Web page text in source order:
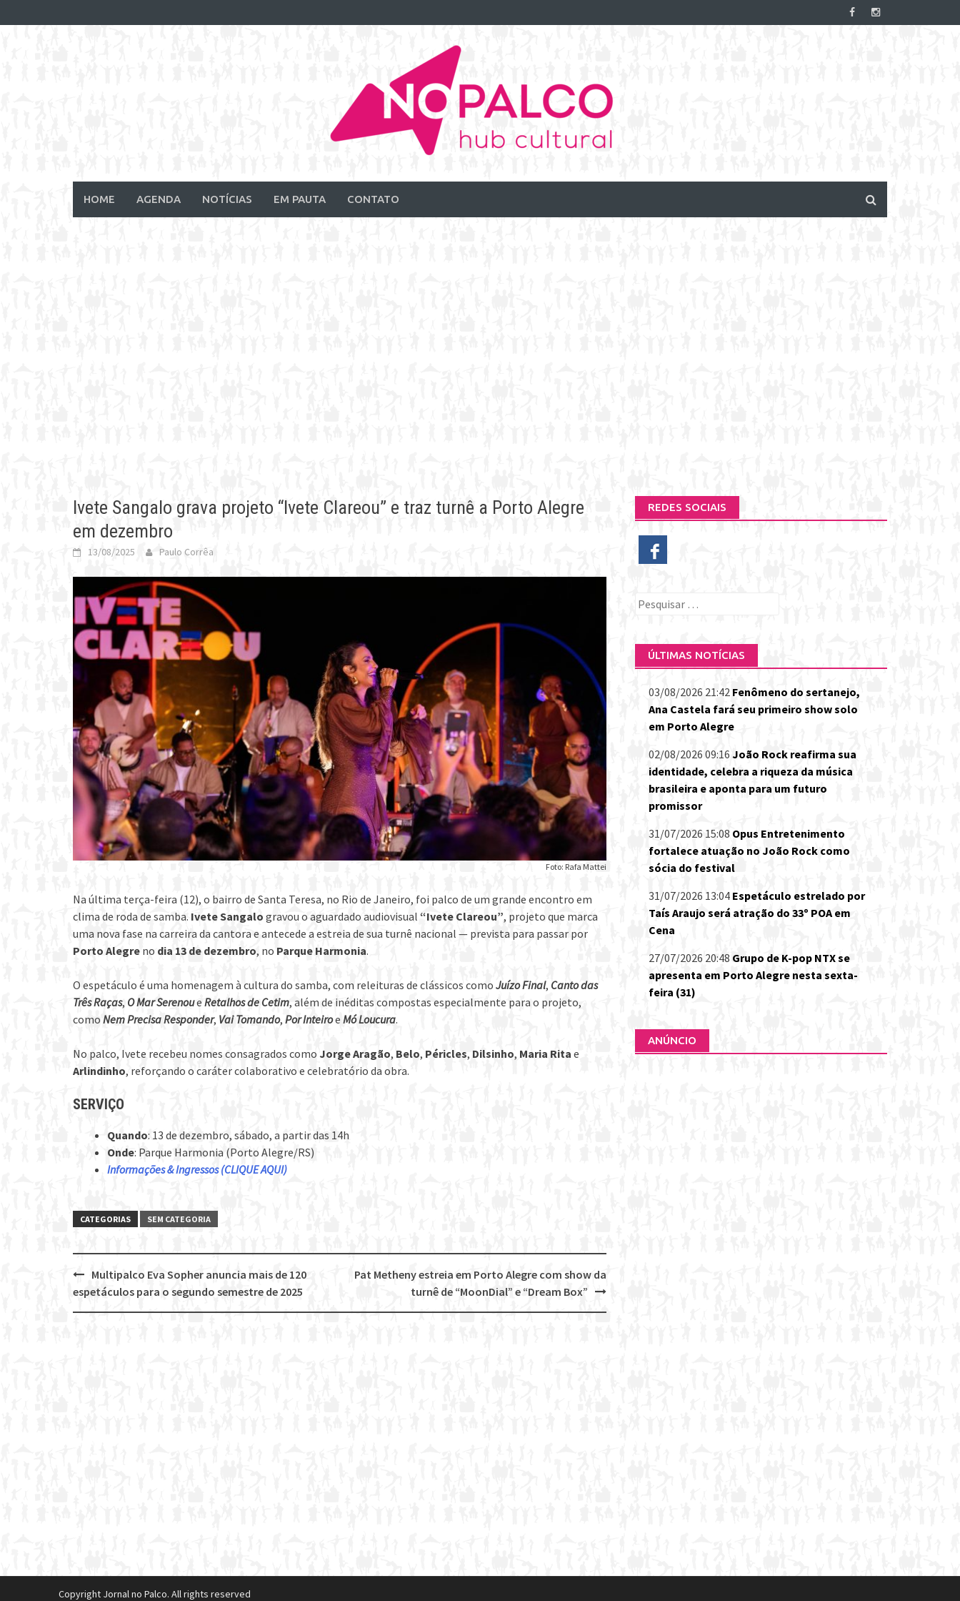
to
HOME AGENDA NOTÍCIAS EM PAUTA CONTATO
Ivete Sangalo grava projeto “Ivete Clareou” e traz turnê a Porto Alegre
em dezembro
13/08/2025 Paulo Corrêa
Foto: Rafa Mattei
Na última terça-feira (12), o bairro de Santa Teresa, no Rio de Janeiro, foi palco de um grande encontro em
clima de roda de samba. Ivete Sangalo gravou o aguardado audiovisual “Ivete Clareou”, projeto que marca
uma nova fase na carreira da cantora e antecede a estreia de sua turnê nacional — prevista para passar por
Porto Alegre no dia 13 de dezembro, no Parque Harmonia.
O espetáculo é uma homenagem à cultura do samba, com releituras de clássicos como Juízo Final, Canto das
Três Raças, O Mar Serenoue Retalhos de Cetim, além de inéditas compostas especialmente para o projeto,
como Nem Precisa Responder, Vai Tomando, Por Inteiroe Mó Loucura.
No palco, Ivete recebeu nomes consagrados como Jorge Aragão, Belo, Péricles, Dilsinho, Maria Rita e
Arlindinho, reforçando o caráter colaborativo e celebratório da obra.
SERVIÇO
Quando: 13 de dezembro, sábado, a partir das 14h
Onde: Parque Harmonia (Porto Alegre/RS)
Informações & Ingressos (CLIQUE AQUI)
CATEGORIAS SEM CATEGORIA
Post
navigation
Pat Metheny estreia em Porto Alegre com show da
turnê de “MoonDial” e “Dream Box”
Multipalco Eva Sopher anuncia mais de 120
espetáculos para o segundo semestre de 2025
REDES SOCIAIS
Pesquisar
ÚLTIMAS NOTÍCIAS
03/08/2026 21:42 Fenômeno do sertanejo,
Ana Castela fará seu primeiro show solo
em Porto Alegre
02/08/2026 09:16 João Rock reafirma sua
identidade, celebra a riqueza da música
brasileira e aponta para um futuro
promissor
31/07/2026 15:08 Opus Entretenimento
fortalece atuação no João Rock como
sócia do festival
31/07/2026 13:04 Espetáculo estrelado por
Taís Araujo será atração do 33º POA em
Cena
27/07/2026 20:48 Grupo de K-pop NTX se
apresenta em Porto Alegre nesta sexta-
feira (31)
ANÚNCIO
Copyright Jornal no Palco. All rights reserved